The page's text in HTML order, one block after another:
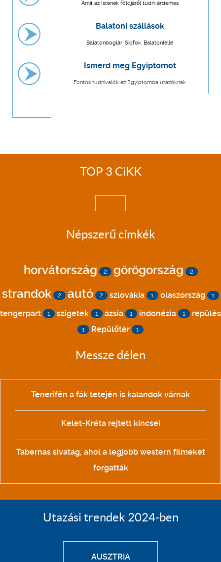
Amit az Istenek földjéről tudni érdemes
Balatoni szállások
Balatonboglár, Siófok, Balatonlelle
Ismerd meg Egyiptomot
Fontos tudnivalók az Egyiptomba utazóknak
TOP 3 CiKK
Népszerű címkék
horvátország 2 görögország 2
strandok 2 autó 2 szlovákia 1 olaszország 1
tengerpart 1 szigetek 1 ázsia 1 indonézia 1 repülés
1 Repülőtér 1
Messze délen
Tenerifén a fák tetején is kalandok várnak
Kelet-Kréta rejtett kincsei
Tabernas sivatag, ahol a legjobb western filmeket
forgatták
Utazási trendek 2024-ben
AUSZTRIA